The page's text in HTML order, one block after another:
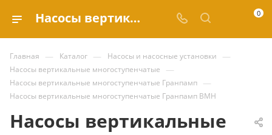
Насосы вертикальные многоступенчатые Гранпамп ВМН купить по выгодным ценам в каталоге Valve.ru 0
Главная — Каталог — Насосы и насосные установки —
Насосы вертикальные многоступенчатые —
Насосы вертикальные многоступенчатые Гранпамп —
Насосы вертикальные многоступенчатые Гранпамп ВМН
Насосы вертикальные